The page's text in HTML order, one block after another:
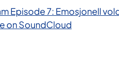
Episode 7: Emosjonell
on SoundCloud